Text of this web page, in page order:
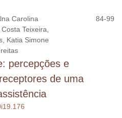
Carolina
Teixeira,
Katia Simone
84-99
percepções e
de uma